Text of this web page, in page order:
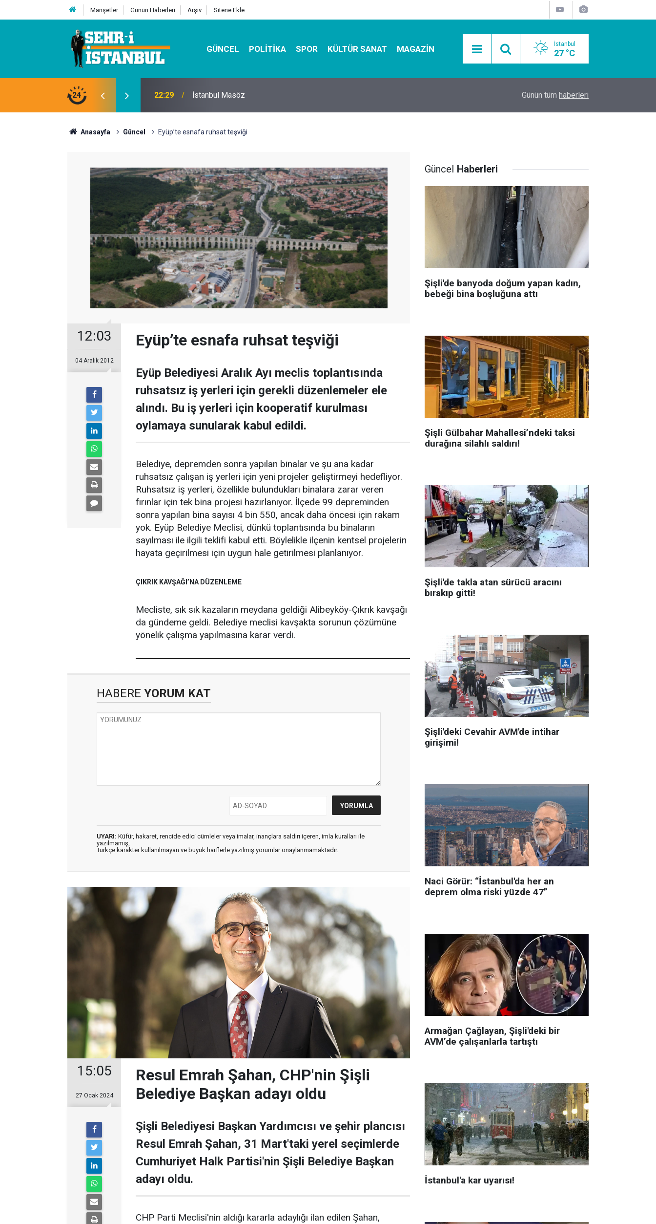
Manşetler Günün Haberleri Arşiv Sitene Ekle
GÜNCEL POLITIKA SPOR KÜLTÜR SANAT MAGAZIN İstanbul
27 °C
24 07:32 Kutu Sihirbazı ile Estetik, Dayanıklı ve Çevre Dostu Ambalaj Mobil Araçlarla Hayır Lokması Dağıtımının
Günün tüm haberleri
Anasayfa Güncel Eyüp’te esnafa ruhsat teşviği
12:03
04 Aralık 2012
Eyüp’te esnafa ruhsat teşviği
Eyüp Belediyesi Aralık Ayı meclis toplantısında
ruhsatsız iş yerleri için gerekli düzenlemeler ele
alındı. Bu iş yerleri için kooperatif kurulması
oylamaya sunularak kabul edildi.
Belediye, depremden sonra yapılan binalar ve şu ana kadar
ruhsatsız çalışan iş yerleri için yeni projeler geliştirmeyi hedefliyor.
Ruhsatsız iş yerleri, özellikle bulundukları binalara zarar veren
fırınlar için tek bina projesi hazırlanıyor. İlçede 99 depreminden
sonra yapılan bina sayısı 4 bin 550, ancak daha öncesi için rakam
yok. Eyüp Belediye Meclisi, dünkü toplantısında bu binaların
sayılması ile ilgili teklifi kabul etti. Böylelikle ilçenin kentsel projelerin
hayata geçirilmesi için uygun hale getirilmesi planlanıyor.
ÇIKRIK KAVŞAĞI’NA DÜZENLEME
Mecliste, sık sık kazaların meydana geldiği Alibeyköy-Çıkrık kavşağı
da gündeme geldi. Belediye meclisi kavşakta sorunun çözümüne
yönelik çalışma yapılmasına karar verdi.
HABERE YORUM KAT
UYARI: Küfür, hakaret, rencide edici cümleler veya imalar, inançlara saldırı içeren, imla kuralları ile
yazılmamış,
Türkçe karakter kullanılmayan ve büyük harflerle yazılmış yorumlar onaylanmamaktadır.
15:05
27 Ocak 2024
Resul Emrah Şahan, CHP'nin Şişli
Belediye Başkan adayı oldu
Şişli Belediyesi Başkan Yardımcısı ve şehir plancısı
Resul Emrah Şahan, 31 Mart'taki yerel seçimlerde
Cumhuriyet Halk Partisi'nin Şişli Belediye Başkan
adayı oldu.
CHP Parti Meclisi'nin aldığı kararla adaylığı ilan edilen Şahan,
Güncel Haberleri
Şişli'de banyoda doğum yapan kadın,
bebeği bina boşluğuna attı
Şişli Gülbahar Mahallesi’ndeki taksi
durağına silahlı saldırı!
Şişli'de takla atan sürücü aracını
bırakıp gitti!
Şişli'deki Cevahir AVM'de intihar
girişimi!
Naci Görür: “İstanbul'da her an
deprem olma riski yüzde 47”
Armağan Çağlayan, Şişli'deki bir
AVM’de çalışanlarla tartıştı
İstanbul'a kar uyarısı!